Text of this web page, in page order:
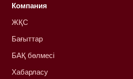
Компания
ЖҚС
Бағыттар
БАҚ бөлмесі
Хабарласу